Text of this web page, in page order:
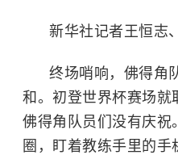
新华社记者王恒志
终场哨响，佛得角
和。初登世界杯赛场就
佛得角队员们没有庆祝
圈，盯着教练手里的